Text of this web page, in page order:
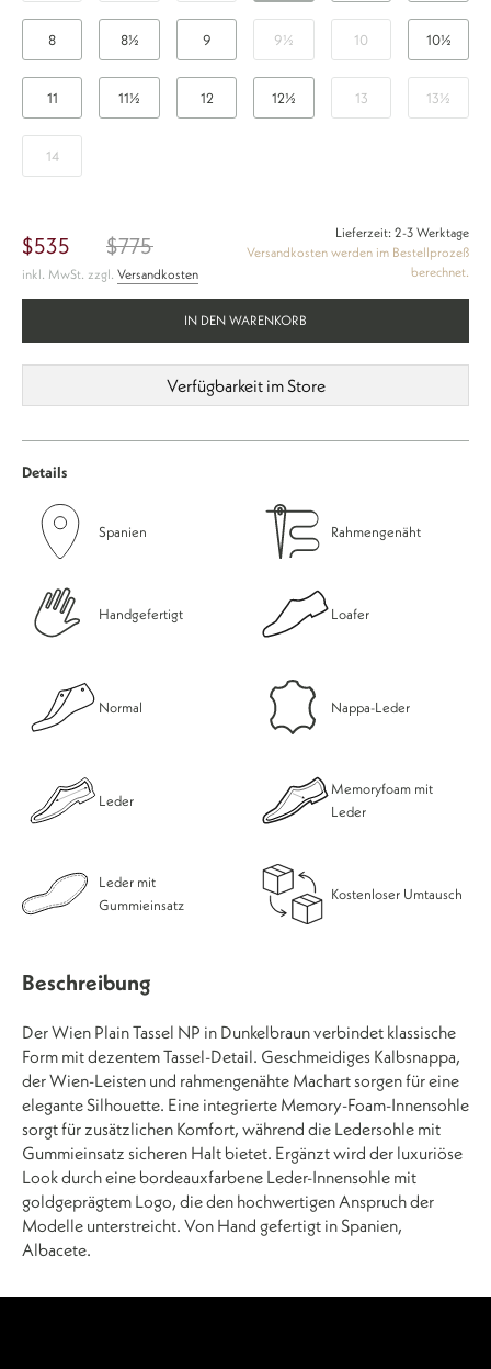
8 8½ 9 9½ 10 10½
11 11½ 12 12½ 13 13½
14
IN DEN WARENKORB
$535 $775
inkl. MwSt. zzgl. Versandkosten
Lieferzeit: 2-3 Werktage
Versandkosten werden im Bestellprozeß
berechnet.
Verfügbarkeit im Store
Details
Spanien Rahmengenäht
Handgefertigt Loafer
Normal Nappa-Leder
Leder
Memoryfoam mit
Leder
Leder mit
Gummieinsatz
Kostenloser Umtausch
Beschreibung
Der Wien Plain Tassel NP in Dunkelbraun verbindet klassische
Form mit dezentem Tassel-Detail. Geschmeidiges Kalbsnappa,
der Wien-Leisten und rahmengenähte Machart sorgen für eine
elegante Silhouette. Eine integrierte Memory-Foam-Innensohle
sorgt für zusätzlichen Komfort, während die Ledersohle mit
Gummieinsatz sicheren Halt bietet. Ergänzt wird der luxuriöse
Look durch eine bordeauxfarbene Leder-Innensohle mit
goldgeprägtem Logo, die den hochwertigen Anspruch der
Modelle unterstreicht. Von Hand gefertigt in Spanien,
Albacete.